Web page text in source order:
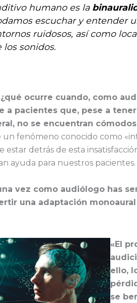
humano es la
escuchar y entender
ruidosos, así como
los sonidos.
¿qué ocurre cuando, como
a pacientes que, pese a
no se encuentran
un fenómeno conocido como
estar detrás de esta
ayuda para nuestros pacientes.
vez como audiólogo has
una adaptación
«El
ello,
se